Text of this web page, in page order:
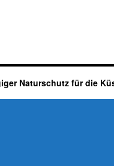
Naturschutz für die